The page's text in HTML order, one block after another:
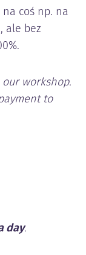
na coś np. na
ale bez
workshop.
to
day.